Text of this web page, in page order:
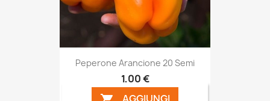
Peperone Arancione 20 Semi
1,00 €